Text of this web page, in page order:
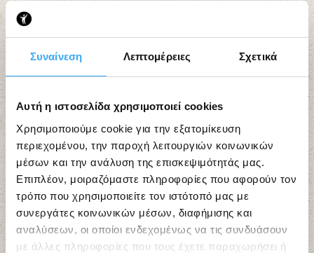
Συναίνεση Λεπτομέρειες Σχετικά
Αυτή η ιστοσελίδα χρησιμοποιεί cookies
Χρησιμοποιούμε cookie για την εξατομίκευση
περιεχομένου, την παροχή λειτουργιών κοινωνικών
μέσων και την ανάλυση της επισκεψιμότητάς μας.
Επιπλέον, μοιραζόμαστε πληροφορίες που αφορούν τον
τρόπο που χρησιμοποιείτε τον ιστότοπό μας με
συνεργάτες κοινωνικών μέσων, διαφήμισης και
αναλύσεων, οι οποίοι ενδεχομένως να τις συνδυάσουν
με άλλες πληροφορίες που τους έχετε παραχωρήσει ή
σας ενδιαφέρουν και να
μαθαίνετε τα νέα μας.
Καλή περιήγηση
Γιώργος Παπαναστασίου
Δήμαρχος Αγρινίου
Πρόεδρος του Κέντρου Πρόληψης
«ΟΔΥΣΣΕΑΣ»
επιστροφή στην κορυφή